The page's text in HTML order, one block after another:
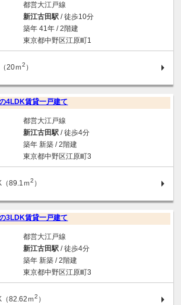
都営大江戸線
新江古田駅/ 徒歩10分
築年 41年 / 2階建
東京都中野区江原町1
20ｍ2 ）
4LDK賃貸一戸建て
都営大江戸線
新江古田駅/ 徒歩4分
築年 新築 / 2階建
東京都中野区江原町3
89.1ｍ2 ）
3LDK賃貸一戸建て
都営大江戸線
新江古田駅/ 徒歩4分
築年 新築 / 2階建
東京都中野区江原町3
82.62ｍ2 ）